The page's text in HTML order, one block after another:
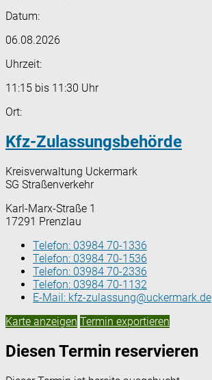
Datum:
06.08.2026
Uhrzeit:
11:15 bis 11:30 Uhr
Ort:
Kfz-Zulassungsbehörde
Kreisverwaltung Uckermark
SG Straßenverkehr
Karl-Marx-Straße 1
17291 Prenzlau
Telefon: 03984 70-1336
Telefon: 03984 70-1536
Telefon: 03984 70-2336
Telefon: 03984 70-1132
E-Mail: kfz-zulassung@uckermark.de
Karte anzeigen Termin exportieren
Diesen Termin reservieren